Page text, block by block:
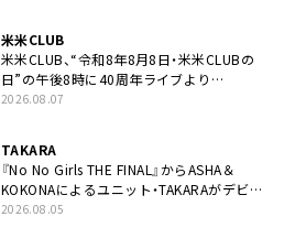
米米CLUB
米米CLUB、“令和8年8月8日・米米CLUBの
日”の午後8時に40周年ライブより
「FANtachy medley」を88年限定公開
2026.08.07
TAKARA
『No No Girls THE FINAL』からASHA＆
KOKONAによるユニット・TAKARAがデビュ
ー
2026.08.05